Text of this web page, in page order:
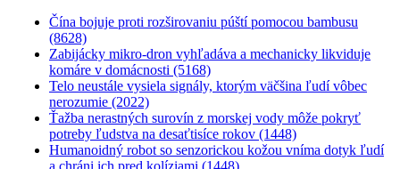
Čína bojuje proti rozširovaniu púští pomocou bambusu
(8628)
Zabijácky mikro-dron vyhľadáva a mechanicky likviduje
komáre v domácnosti (5168)
Telo neustále vysiela signály, ktorým väčšina ľudí vôbec
nerozumie (2022)
Ťažba nerastných surovín z morskej vody môže pokryť
potreby ľudstva na desaťtisíce rokov (1448)
Humanoidný robot so senzorickou kožou vníma dotyk ľudí
a chráni ich pred kolíziami (1448)